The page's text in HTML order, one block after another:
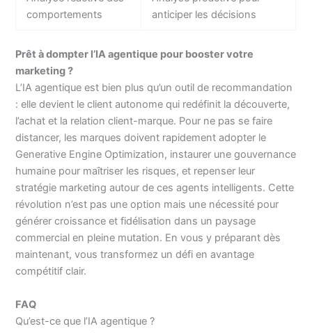
comportements
anticiper les décisions
Prêt à dompter l’IA agentique pour booster votre
marketing ?
L’IA agentique est bien plus qu’un outil de recommandation
: elle devient le client autonome qui redéfinit la découverte,
l’achat et la relation client-marque. Pour ne pas se faire
distancer, les marques doivent rapidement adopter le
Generative Engine Optimization, instaurer une gouvernance
humaine pour maîtriser les risques, et repenser leur
stratégie marketing autour de ces agents intelligents. Cette
révolution n’est pas une option mais une nécessité pour
générer croissance et fidélisation dans un paysage
commercial en pleine mutation. En vous y préparant dès
maintenant, vous transformez un défi en avantage
compétitif clair.
FAQ
Qu’est-ce que l’IA agentique ?